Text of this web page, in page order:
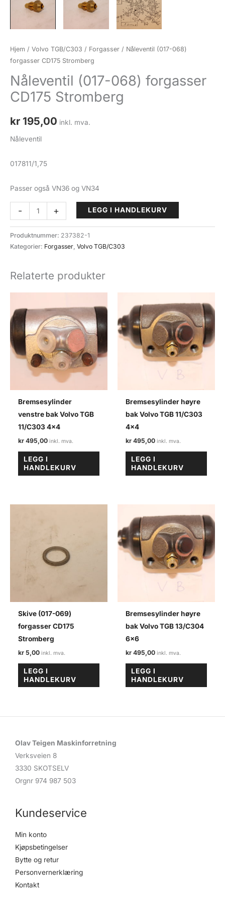
Hjem / Volvo TGB/C303 / Forgasser / Nåleventil (017-068)
forgasser CD175 Stromberg
Nåleventil (017-068) forgasser
CD175 Stromberg
kr 195,00 inkl. mva.
Nåleventil
017811/1,75
Passer også VN36 og VN34
-
Nåleventil
(017-
068)
forgasser
Stromberg
+ LEGG I HANDLEKURV
Produktnummer: 237382-1
Kategorier: Forgasser, Volvo TGB/C303
Relaterte produkter
Bremsesylinder
venstre bak Volvo TGB
11/C303 4×4
kr 495,00
LEGG I
HANDLEKURV
Bremsesylinder høyre
bak Volvo TGB 11/C303
4×4
kr 495,00
LEGG I
HANDLEKURV
Skive (017-069)
forgasser CD175
Stromberg
kr 5,00
LEGG I
HANDLEKURV
Bremsesylinder høyre
bak Volvo TGB 13/C304
6×6
kr 495,00
LEGG I
HANDLEKURV
Olav Teigen Maskinforretning
Verksveien 8
3330 SKOTSELV
Orgnr 974 987 503
Kundeservice
Min konto
Kjøpsbetingelser
Bytte og retur
Personvernerklæring
Kontakt